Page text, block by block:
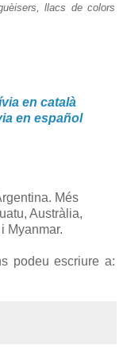
llacs de colors
en català
en español
Més
Austràlia,
Myanmar.
podeu escriure a: